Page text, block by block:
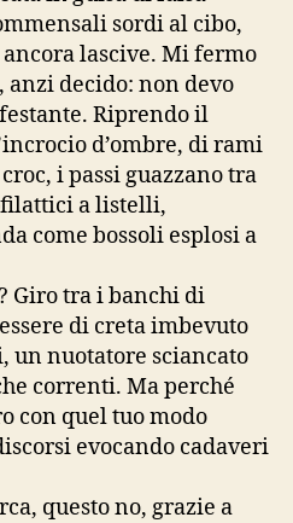
sordi al cibo,
lascive. Mi fermo
anzi decido: non devo
Riprendo il
d’ombre, di rami
i passi guazzano tra
a listelli,
come bossoli esplosi a
Giro tra i banchi di
di creta imbevuto
un nuotatore sciancato
correnti. Ma perché
con quel tuo modo
evocando cadaveri
questo no, grazie a